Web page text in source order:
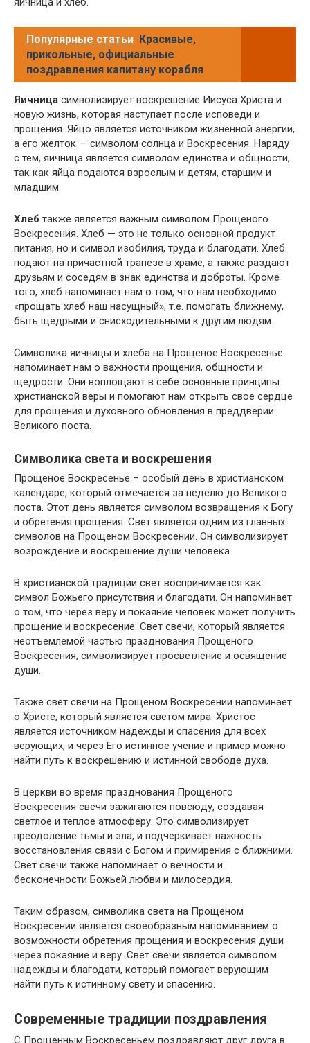
Популярные статьи Красивые,
прикольные, официальные
поздравления капитану корабля
Яичница символизирует воскрешение Иисуса Христа и
новую жизнь, которая наступает после исповеди и
прощения. Яйцо является источником жизненной энергии,
а его желток — символом солнца и Воскресения. Наряду
с тем, яичница является символом единства и общности,
так как яйца подаются взрослым и детям, старшим и
младшим.
Хлеб также является важным символом Прощеного
Воскресения. Хлеб — это не только основной продукт
питания, но и символ изобилия, труда и благодати. Хлеб
подают на причастной трапезе в храме, а также раздают
друзьям и соседям в знак единства и доброты. Кроме
того, хлеб напоминает нам о том, что нам необходимо
«прощать хлеб наш насущный», т.е. помогать ближнему,
быть щедрыми и снисходительными к другим людям.
Символика яичницы и хлеба на Прощеное Воскресенье
напоминает нам о важности прощения, общности и
щедрости. Они воплощают в себе основные принципы
христианской веры и помогают нам открыть свое сердце
для прощения и духовного обновления в преддверии
Великого поста.
Символика света и воскрешения
Прощеное Воскресенье – особый день в христианском
календаре, который отмечается за неделю до Великого
поста. Этот день является символом возвращения к Богу
и обретения прощения. Свет является одним из главных
символов на Прощеном Воскресении. Он символизирует
возрождение и воскрешение души человека.
В христианской традиции свет воспринимается как
символ Божьего присутствия и благодати. Он напоминает
о том, что через веру и покаяние человек может получить
прощение и воскресение. Свет свечи, который является
неотъемлемой частью празднования Прощеного
Воскресения, символизирует просветление и освящение
души.
Также свет свечи на Прощеном Воскресении напоминает
о Христе, который является светом мира. Христос
является источником надежды и спасения для всех
верующих, и через Его истинное учение и пример можно
найти путь к воскрешению и истинной свободе духа.
В церкви во время празднования Прощеного
Воскресения свечи зажигаются повсюду, создавая
светлое и теплое атмосферу. Это символизирует
преодоление тьмы и зла, и подчеркивает важность
восстановления связи с Богом и примирения с ближними.
Свет свечи также напоминает о вечности и
бесконечности Божьей любви и милосердия.
Таким образом, символика света на Прощеном
Воскресении является своеобразным напоминанием о
возможности обретения прощения и воскресения души
через покаяние и веру. Свет свечи является символом
надежды и благодати, который помогает верующим
найти путь к истинному свету и спасению.
Современные традиции поздравления
С Прощенным Воскресеньем поздравляют друг друга в